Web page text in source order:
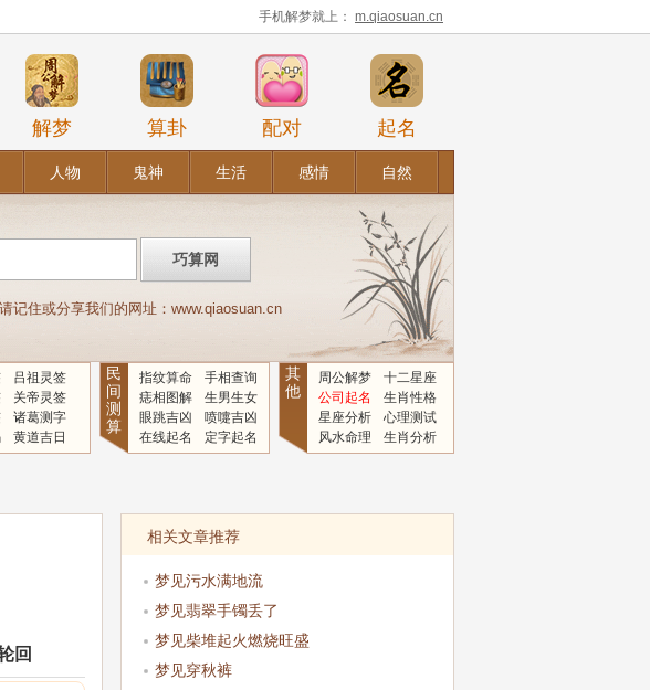
手机解梦就上： m.qiaosuan.cn
解梦 算卦 配对 起名
人物 鬼神 生活 感情 自然
记住或分享我们的网址：www.qiaosuan.cn
吕祖灵签
关帝灵签
诸葛测字
黄道吉日
民
间
测
算
指纹算命
手相查询
痣相图解
生男生女
眼跳吉凶
喷嚏吉凶
在线起名
定字起名
其
他
周公解梦
十二星座
公司起名
生肖性格
星座分析
心理测试
风水命理
生肖分析
回
相关文章推荐
梦见污水满地流
梦见翡翠手镯丢了
梦见柴堆起火燃烧旺盛
梦见穿秋裤